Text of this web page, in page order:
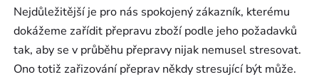
Nejdůležitější je pro nás spokojený zákazník, kterému
dokážeme zařídit přepravu zboží podle jeho požadavků
tak, aby se v průběhu přepravy nijak nemusel stresovat.
Ono totiž zařizování přeprav někdy stresující být může.